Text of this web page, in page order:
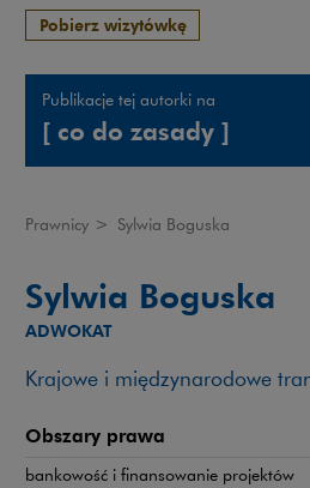
Pobierz wizytówkę
Publikacje tej autorki na
[ co do zasady ]
Prawnicy > Sylwia Boguska
Sylwia Boguska
ADWOKAT
Krajowe i międzynarodowe
Obszary prawa
bankowość i finansowanie projektów